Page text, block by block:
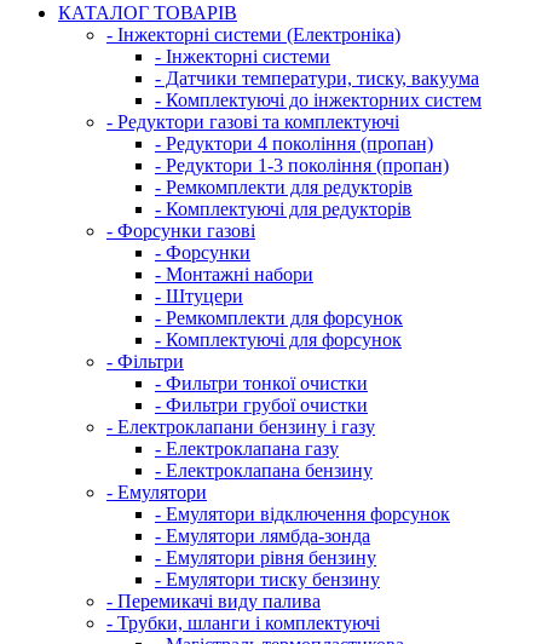
КАТАЛОГ ТОВАРІВ
- Інжекторні системи (Електроніка)
- Інжекторні системи
- Датчики температури, тиску, вакуума
- Комплектуючі до інжекторних систем
- Редуктори газові та комплектуючі
- Редуктори 4 покоління (пропан)
- Редуктори 1-3 покоління (пропан)
- Ремкомплекти для редукторів
- Комплектуючі для редукторів
- Форсунки газові
- Форсунки
- Монтажні набори
- Штуцери
- Ремкомплекти для форсунок
- Комплектуючі для форсунок
- Фільтри
- Фильтри тонкої очистки
- Фильтри грубої очистки
- Електроклапани бензину і газу
- Електроклапана газу
- Електроклапана бензину
- Емулятори
- Емулятори відключення форсунок
- Емулятори лямбда-зонда
- Емулятори рівня бензину
- Емулятори тиску бензину
- Перемикачі виду палива
- Трубки, шланги і комплектуючі